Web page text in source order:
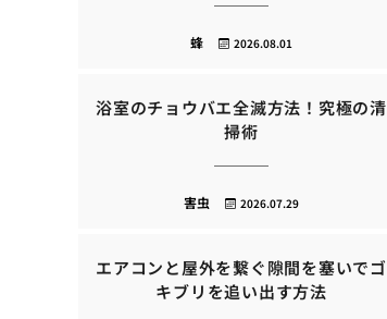
2026.08.01
蜂
浴室のチョウバエ全滅方法！究極の清
掃術
2026.07.29
害虫
エアコンと屋外を繋ぐ隙間を塞いでゴ
キブリを追い出す方法